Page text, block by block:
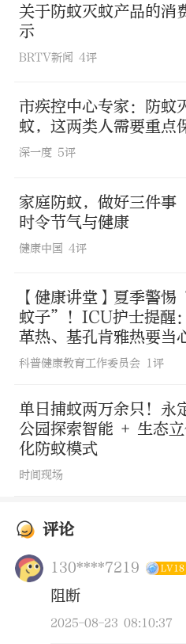
白纹伊蚊和埃及伊蚊
繁殖，攻击性强，
雅热、寨卡病毒病等
1.清理各类积水
定期检查并清除室内
托盘、瓶罐、冰箱底
填平坑洼地面，可硬
确保无积水。
2.管理储水容器
蓄水池、水箱等应加
器及时换水并彻底清
关于防蚊灭蚊产品的消
示
BRTV新闻 4评
市疾控中心专家：防蚊
蚊，这两类人需要重点
深一度 5评
家庭防蚊，做好三件事
时令节气与健康
健康中国 4评
【健康讲堂】夏季警
蚊子”！ICU护士提醒
革热、基孔肯雅热要当
科普健康教育工作委员会 1评
单日捕蚊两万余只！永
公园探索智能 + 生态
化防蚊模式
时间现场
评论
130****7219 LV18
阻断
2025-08-23 08:10:37